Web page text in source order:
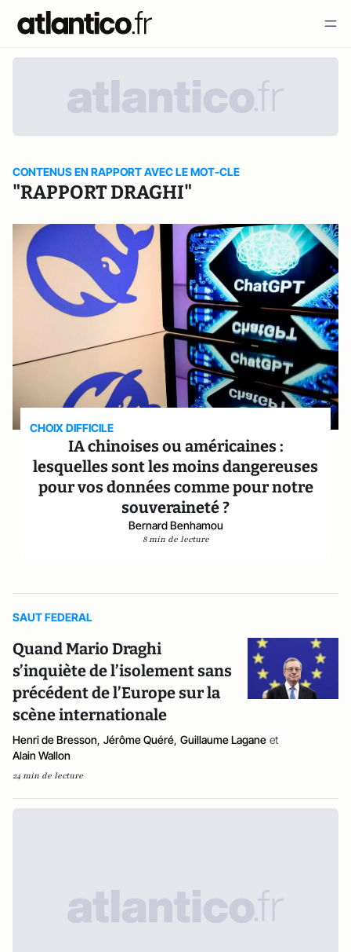
CONTENUS EN RAPPORT AVEC LE MOT-CLE
"RAPPORT DRAGHI"
CHOIX DIFFICILE
IA chinoises ou américaines :
lesquelles sont les moins dangereuses
pour vos données comme pour notre
souveraineté ?
Bernard Benhamou
8 min de lecture
SAUT FEDERAL
Quand Mario Draghi
s’inquiète de l’isolement sans
précédent de l’Europe sur la
scène internationale
Henri de Bresson, Jérôme Quéré, Guillaume Lagane et
Alain Wallon
24 min de lecture